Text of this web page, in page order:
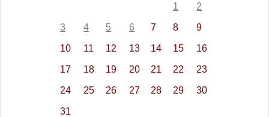
1 2
3 4 5 6 7 8 9
10 11 12 13 14 15 16
17 18 19 20 21 22 23
24 25 26 27 28 29 30
31